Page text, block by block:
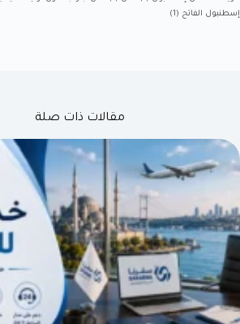
إسطنبول الفاتح (1)
مقالات ذات صلة